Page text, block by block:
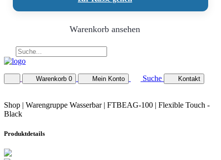
Warenkorb ansehen
Warenkorb 0 Mein Konto Suche Kontakt
Shop | Warengruppe Wasserbar | FTBEAG-100 | Flexible Touch -
Black
Produktdetails